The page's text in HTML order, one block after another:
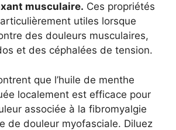
musculaire. Ces propriétés
utiles lorsque
des douleurs musculaires,
et des céphalées de tension.
que l’huile de menthe
localement est efficace pour
associée à la fibromyalgie
de douleur myofasciale. Diluez